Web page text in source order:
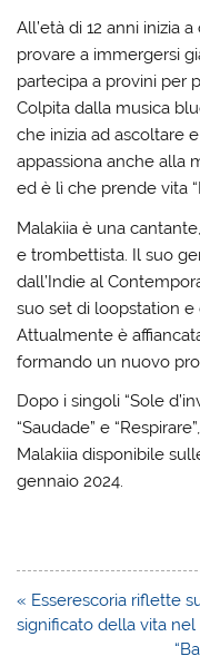
All’età di 12 anni inizia
provare a immergersi
partecipa a provini per
Colpita dalla musica
che inizia ad ascoltare
appassiona anche alla
ed è lì che prende vita
Malakiia è una
e trombettista. Il suo
dall’Indie al
suo set di loopstation
Attualmente è
formando un nuovo
Dopo i singoli “Sole
“Saudade” e
Malakiia disponibile
gennaio 2024.
Navigazione
articoli
« Esserescoria riflette
significato della vita nel